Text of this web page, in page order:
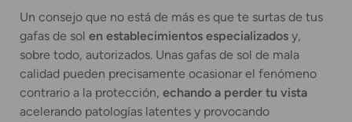
Un consejo que no está de más es que te surtas de tus
gafas de sol en establecimientos especializados y,
sobre todo, autorizados. Unas gafas de sol de mala
calidad pueden precisamente ocasionar el fenómeno
contrario a la protección, echando a perder tu vista
acelerando patologías latentes y provocando